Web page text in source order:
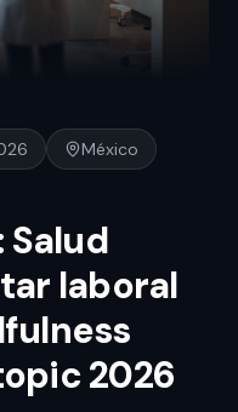
México
Salud
laboral
2026